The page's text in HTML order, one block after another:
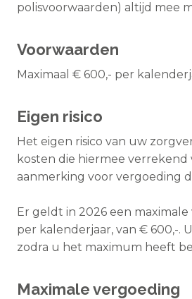
polisvoorwaarden) altijd mee
Voorwaarden
Maximaal € 600,- per
Eigen risico
Het eigen risico van uw
kosten die hiermee verrekend
aanmerking voor vergoeding
Er geldt in 2026 een
per kalenderjaar, van € 600,-.
zodra u het maximum heeft
Maximale vergoeding